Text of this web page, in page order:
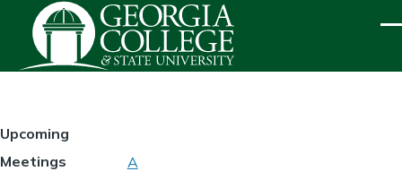
Skip to main content
HOMEPAGE
Upcoming
Meetings
A